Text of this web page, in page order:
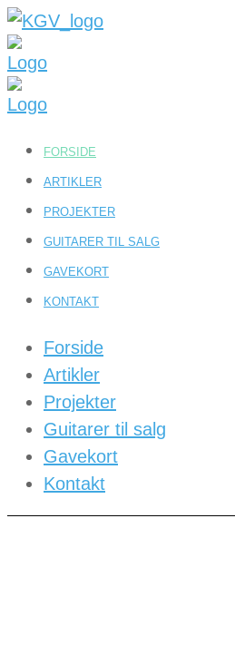
FORSIDE
ARTIKLER
PROJEKTER
GUITARER TIL SALG
GAVEKORT
KONTAKT
Forside
Artikler
Projekter
Guitarer til salg
Gavekort
Kontakt